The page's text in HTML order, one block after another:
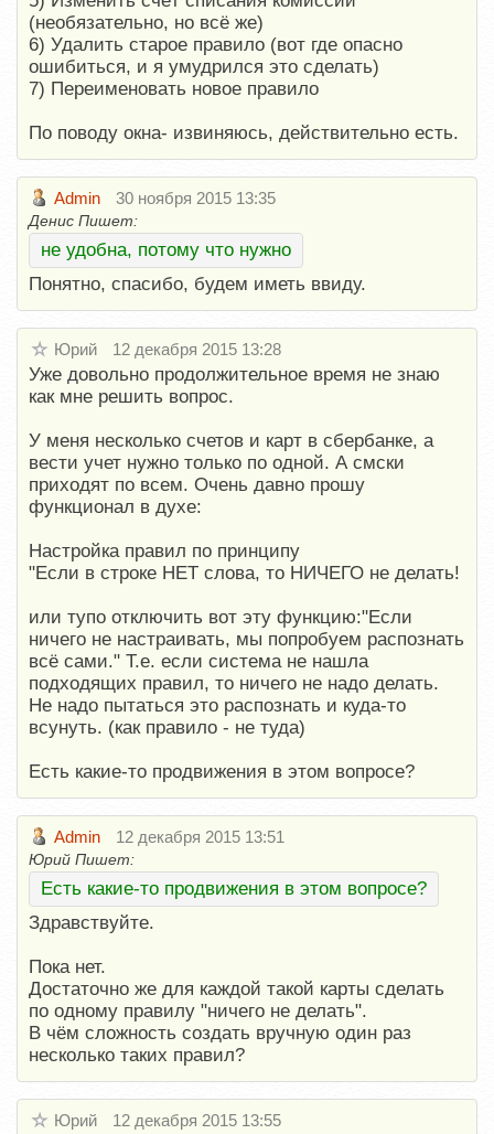
(необязательно, но всё же)
6) Удалить старое правило (вот где опасно
ошибиться, и я умудрился это сделать)
7) Переименовать новое правило
По поводу окна- извиняюсь, действительно есть.
Admin 30 ноября 2015 13:35
Денис Пишет:
не удобна, потому что нужно
Понятно, спасибо, будем иметь ввиду.
Юрий 12 декабря 2015 13:28
Уже довольно продолжительное время не знаю
как мне решить вопрос.
У меня несколько счетов и карт в сбербанке, а
вести учет нужно только по одной. А смски
приходят по всем. Очень давно прошу
функционал в духе:
Настройка правил по принципу
"Если в строке НЕТ слова, то НИЧЕГО не делать!
или тупо отключить вот эту функцию:"Если
ничего не настраивать, мы попробуем распознать
всё сами." Т.е. если система не нашла
подходящих правил, то ничего не надо делать.
Не надо пытаться это распознать и куда-то
всунуть. (как правило - не туда)
Есть какие-то продвижения в этом вопросе?
Admin 12 декабря 2015 13:51
Юрий Пишет:
Есть какие-то продвижения в этом вопросе?
Здравствуйте.
Пока нет.
Достаточно же для каждой такой карты сделать
по одному правилу "ничего не делать".
В чём сложность создать вручную один раз
несколько таких правил?
Юрий 12 декабря 2015 13:55